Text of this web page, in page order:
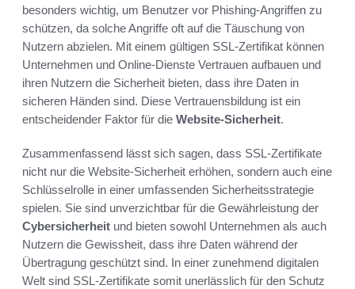
besonders wichtig, um Benutzer vor Phishing-Angriffen zu
schützen, da solche Angriffe oft auf die Täuschung von
Nutzern abzielen. Mit einem gültigen SSL-Zertifikat können
Unternehmen und Online-Dienste Vertrauen aufbauen und
ihren Nutzern die Sicherheit bieten, dass ihre Daten in
sicheren Händen sind. Diese Vertrauensbildung ist ein
entscheidender Faktor für die Website-Sicherheit.
Zusammenfassend lässt sich sagen, dass SSL-Zertifikate
nicht nur die Website-Sicherheit erhöhen, sondern auch eine
Schlüsselrolle in einer umfassenden Sicherheitsstrategie
spielen. Sie sind unverzichtbar für die Gewährleistung der
Cybersicherheit und bieten sowohl Unternehmen als auch
Nutzern die Gewissheit, dass ihre Daten während der
Übertragung geschützt sind. In einer zunehmend digitalen
Welt sind SSL-Zertifikate somit unerlässlich für den Schutz